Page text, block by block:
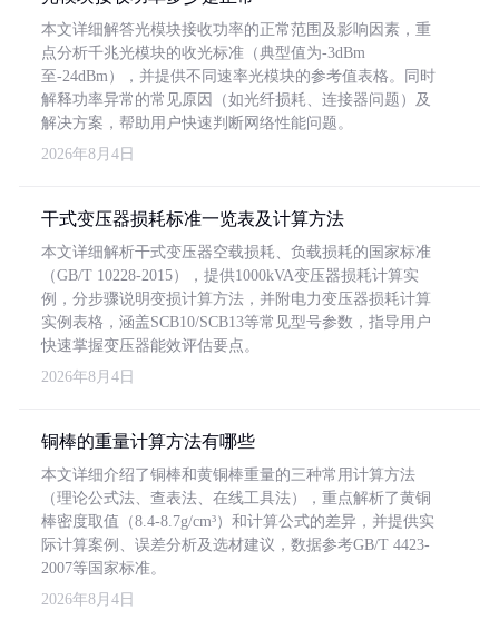
本文详细解答光模块接收功率的正常范围及影响因素，重
点分析千兆光模块的收光标准（典型值为-3dBm
至-24dBm），并提供不同速率光模块的参考值表格。同时
解释功率异常的常见原因（如光纤损耗、连接器问题）及
解决方案，帮助用户快速判断网络性能问题。
2026年8月4日
干式变压器损耗标准一览表及计算方法
本文详细解析干式变压器空载损耗、负载损耗的国家标准
（GB/T 10228-2015），提供1000kVA变压器损耗计算实
例，分步骤说明变损计算方法，并附电力变压器损耗计算
实例表格，涵盖SCB10/SCB13等常见型号参数，指导用户
快速掌握变压器能效评估要点。
2026年8月4日
铜棒的重量计算方法有哪些
本文详细介绍了铜棒和黄铜棒重量的三种常用计算方法
（理论公式法、查表法、在线工具法），重点解析了黄铜
棒密度取值（8.4-8.7g/cm³）和计算公式的差异，并提供实
际计算案例、误差分析及选材建议，数据参考GB/T 4423-
2007等国家标准。
2026年8月4日